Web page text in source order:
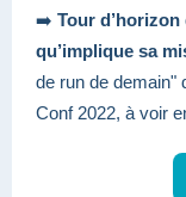
➡️ Tour d’horizon
qu’implique sa
de run de demain"
Conf 2022, à voir